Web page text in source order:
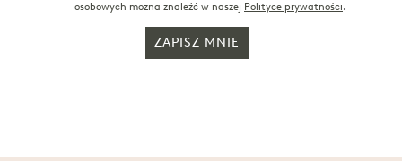
osobowych można znaleźć w naszej Polityce prywatności.
ZAPISZ MNIE